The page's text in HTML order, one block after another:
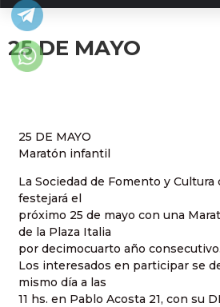
25 DE MAYO
25 DE MAYO
Maratón infantil
La Sociedad de Fomento y Cultura
festejará el
próximo 25 de mayo con una
de la Plaza Italia
por decimocuarto año consecutivo.
Los interesados en participar se
mismo día a las
11 hs. en Pablo Acosta 21, con su